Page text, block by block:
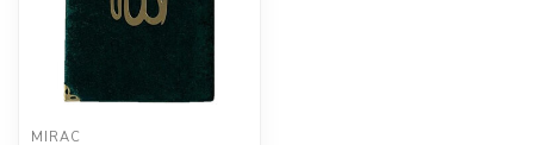
MIRAC